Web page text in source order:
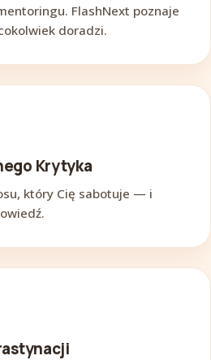
FlashNext poznaje
doradzi.
Krytyka
który Cię sabotuje — i